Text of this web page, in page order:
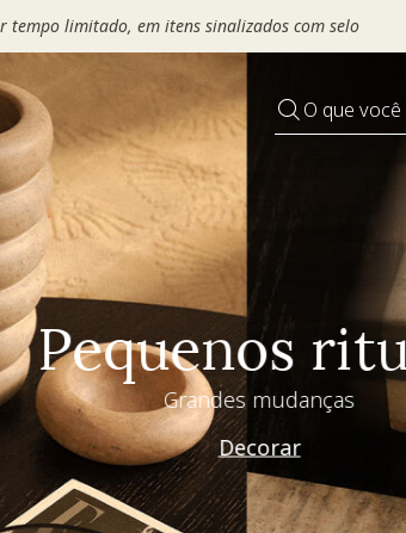
até 30% OFF*: useMOVEL30, TEXTIL30 OU
O que
rituais
Grandes mudanças
Decorar